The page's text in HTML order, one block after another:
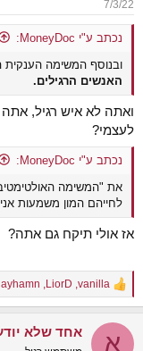
s
:
7/3/22
נכתב ע"י MoneyDoc:
ובנוסף המשימה הענקית
האנשים הרגילים.
ואתה לא איש רגיל, אתה
לעצמי?
נכתב ע"י MoneyDoc:
את "המשימה
לחייהם המון משמעות
אז אולי תיקח גם אתה?
R
e
c
vanilla
LiorD
א אחד שלא